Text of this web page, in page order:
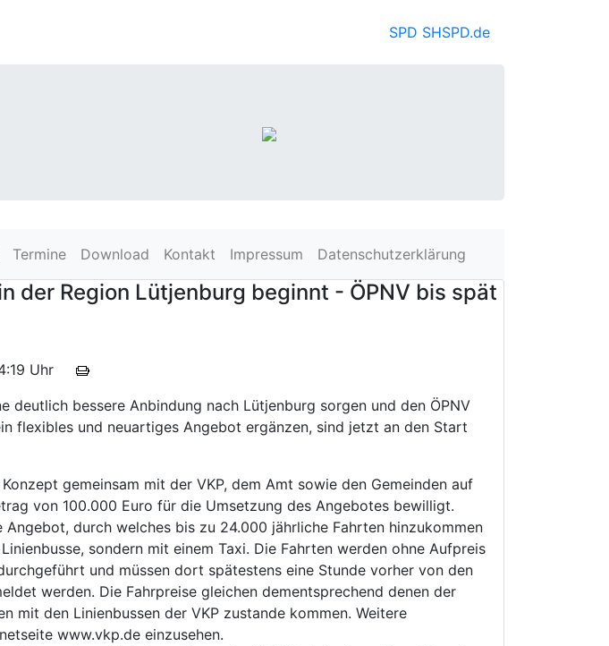
SPD SHSPD.de
Termine Download Kontakt Impressum Datenschutzerklärung
der Region Lütjenburg beginnt - ÖPNV bis spät
Uhr
deutlich bessere Anbindung nach Lütjenburg sorgen und den ÖPNV
flexibles und neuartiges Angebot ergänzen, sind jetzt an den Start
gemeinsam mit der VKP, dem Amt sowie den Gemeinden auf
von 100.000 Euro für die Umsetzung des Angebotes bewilligt.
durch welches bis zu 24.000 jährliche Fahrten hinzukommen
sondern mit einem Taxi. Die Fahrten werden ohne Aufpreis
und müssen dort spätestens eine Stunde vorher von den
werden. Die Fahrpreise gleichen dementsprechend denen der
mit den Linienbussen der VKP zustande kommen. Weitere
www.vkp.de einzusehen.